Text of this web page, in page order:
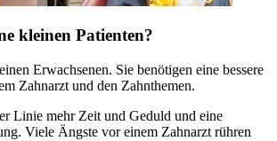
kleinen Patienten?
Erwachsenen. Sie benötigen eine bessere
Zahnarzt und den Zahnthemen.
Linie mehr Zeit und Geduld und eine
Viele Ängste vor einem Zahnarzt rühren